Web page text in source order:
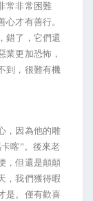
常非常困難
才有善行。
錯了，它們還
業更加恐怖，
到，很難有機
，因為他的雕
喀”。後來老
，但還是顛顛
，我們獲得暇
是。僅有歡喜